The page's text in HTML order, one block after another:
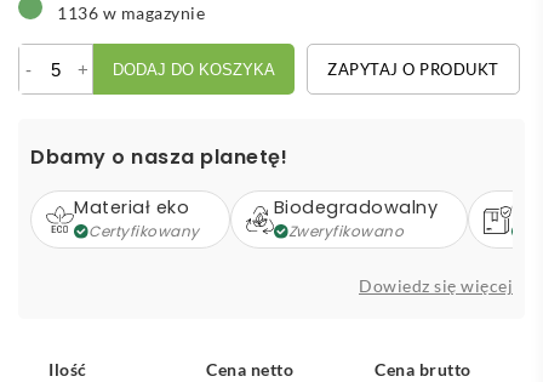
1136 w magazynie
-
Bambusowy
sera
wina,
+ DODAJ DO KOSZYKA ZAPYTAJ O PRODUKT
Dbamy o nasza planetę!
Materiał eko
Certyfikowany
Biodegradowalny
Zweryfikowano
Dowiedz się więcej
Ilość Cena netto Cena brutto